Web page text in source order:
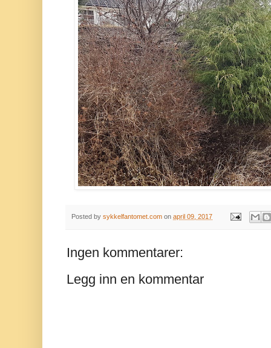
Posted by sykkelfantomet.com on april 09, 2017
Ingen kommentarer:
Legg inn en kommentar